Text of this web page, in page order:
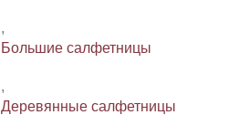
,
Большие салфетницы
,
Деревянные салфетницы